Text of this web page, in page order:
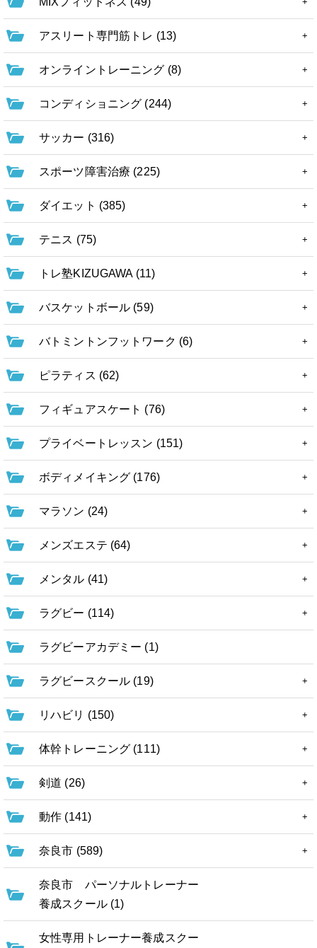
アスリート専門筋トレ (13)
オンライントレーニング (8)
コンディショニング (244)
サッカー (316)
スポーツ障害治療 (225)
ダイエット (385)
テニス (75)
トレ塾KIZUGAWA (11)
バスケットボール (59)
バトミントンフットワーク (6)
ピラティス (62)
フィギュアスケート (76)
プライベートレッスン (151)
ボディメイキング (176)
マラソン (24)
メンズエステ (64)
メンタル (41)
ラグビー (114)
ラグビーアカデミー (1)
ラグビースクール (19)
リハビリ (150)
体幹トレーニング (111)
剣道 (26)
動作 (141)
奈良市 (589)
奈良市 パーソナルトレーナー
養成スクール (1)
女性専用トレーナー養成スクー